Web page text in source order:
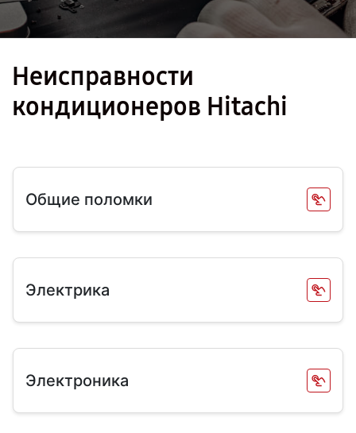
Неисправности
кондиционеров Hitachi
Общие поломки
Электрика
Электроника